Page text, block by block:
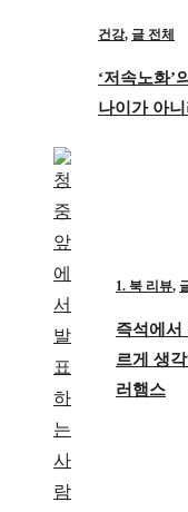
건강, 글 전체
‘저속노화’
나이가 아
1. 북 리뷰,
즉석에서
르게 생
러햄스